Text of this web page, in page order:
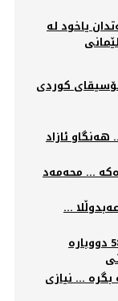
یاخود لە
کوردی
ئازاد
... محەمەد
...
حزبی شیوعی شۆرشی 58 دووباره‌
... نیازی